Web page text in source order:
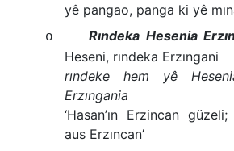
yê pangao, panga ki yê
o Rındeka Hesenia
Heseni, rındeka Erzıngani
rındeke hem yê
Erzıngania
‘Hasan’ın Erzincan
aus Erzıncan’